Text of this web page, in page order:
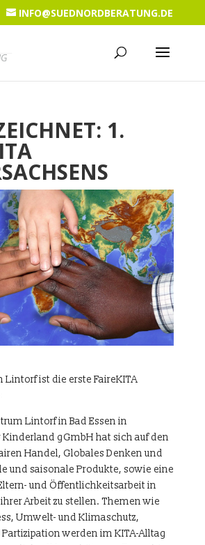
INFO@SUEDNORDBERATUNG.DE
1.
Lintorf ist die erste FaireKITA
Lintorf in Bad Essen in
Kinderland gGmbH hat sich auf den
Handel, Globales Denken und
und saisonale Produkte, sowie eine
und Öffentlichkeitsarbeit in
Arbeit zu stellen. Themen wie
Umwelt- und Klimaschutz,
werden im KITA-Alltag